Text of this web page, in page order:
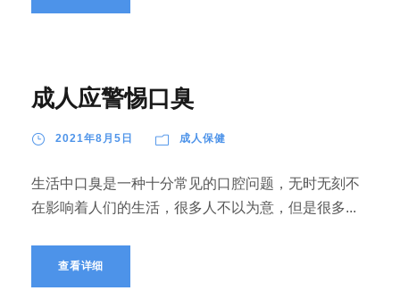
成人应警惕口臭
2021年8月5日 成人保健
生活中口臭是一种十分常见的口腔问题，无时无刻不
在影响着人们的生活，很多人不以为意，但是很多...
查看详细